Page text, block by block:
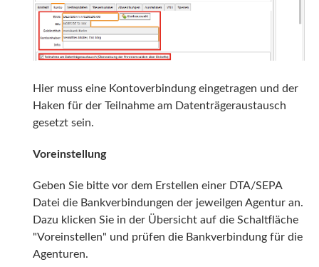
Hier muss eine Kontoverbindung eingetragen und der
Haken für der Teilnahme am Datenträgeraustausch
gesetzt sein.
Voreinstellung
Geben Sie bitte vor dem Erstellen einer DTA/SEPA
Datei die Bankverbindungen der jeweilgen Agentur an.
Dazu klicken Sie in der Übersicht auf die Schaltfläche
"Voreinstellen" und prüfen die Bankverbindung für die
Agenturen.